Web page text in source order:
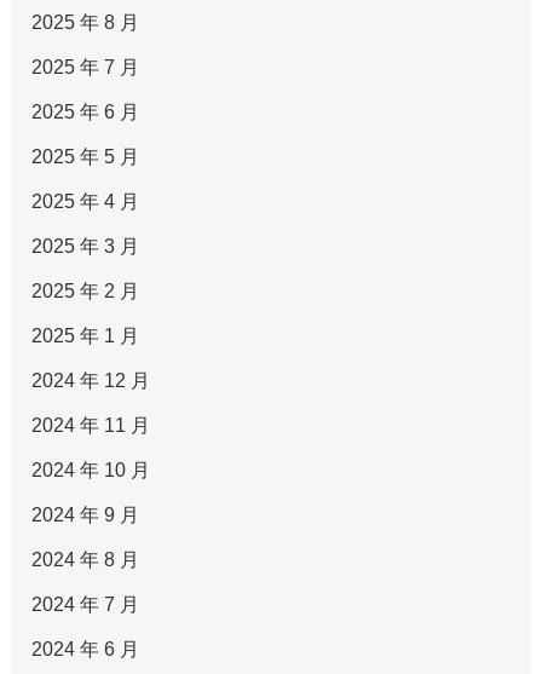
2025 年 8 月
2025 年 7 月
2025 年 6 月
2025 年 5 月
2025 年 4 月
2025 年 3 月
2025 年 2 月
2025 年 1 月
2024 年 12 月
2024 年 11 月
2024 年 10 月
2024 年 9 月
2024 年 8 月
2024 年 7 月
2024 年 6 月